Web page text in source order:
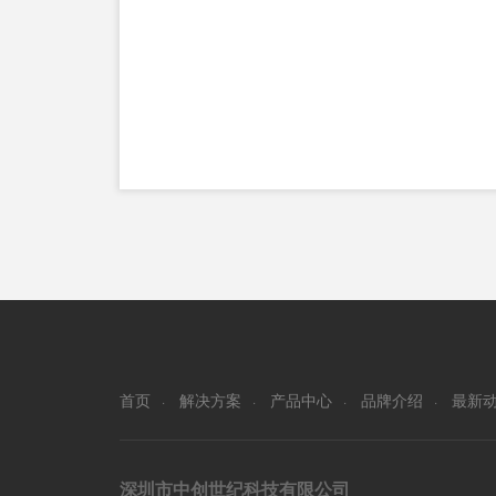
首页 · 解决方案 · 产品中心 · 品牌介绍 · 最新
深圳市中创世纪科技有限公司